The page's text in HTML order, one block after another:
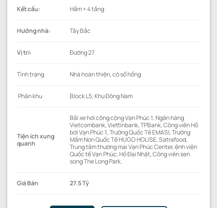
Kết cấu: Hầm + 4 tầng
Hướng nhà: Tây Bắc
Vị trí: Đường 27
Tình trạng Nhà hoàn thiện, có sổ hồng
Phân khu Block L5, Khu Đông Nam
Tiện ích xung
quanh
Bãi xe hơi công cộng Vạn Phúc 1, Ngân hàng
Vietcombank, Viettinbank, TPBank, Công viên Hồ
bơi Vạn Phúc 1, Trường Quốc Tế EMASI, Trường
Mầm Non Quốc Tế HUGO HOUSE, Satrafood,
Trung tâm thương mại Vạn Phúc Center, ệnh viện
Quốc tế Vạn Phúc, Hồ Đại Nhật, Công viên sen
song The Long Park.
Giá Bán 27.5 Tỷ